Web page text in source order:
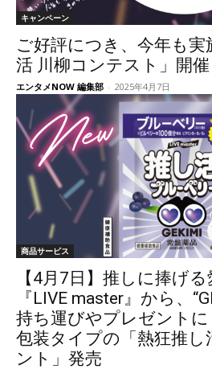
キャンペーン
ご好評につき、今年も実
活 川柳コンテスト」開催
エンタメNOW 編集部 - 2025年4月7日
商品サービス
【4月7日】推しに捧げ
『LIVE master』から、
持ち運びやプレゼント
包装タイプの「熱狂推し
ント」発売